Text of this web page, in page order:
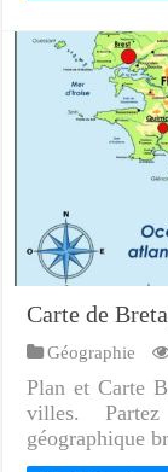
Carte de
Géographie
Plan et Carte
villes.
géographique